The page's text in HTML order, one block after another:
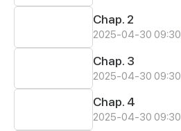
Chap. 2
2025-04-30 09:30
Chap. 3
2025-04-30 09:30
Chap. 4
2025-04-30 09:30